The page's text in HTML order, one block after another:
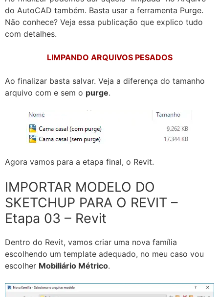
do AutoCAD também. Basta usar a ferramenta Purge.
Não conhece? Veja essa publicação que explico tudo
com detalhes.
LIMPANDO ARQUIVOS PESADOS
Ao finalizar basta salvar. Veja a diferença do tamanho
arquivo com e sem o purge.
Agora vamos para a etapa final, o Revit.
IMPORTAR MODELO DO
SKETCHUP PARA O REVIT –
Etapa 03 – Revit
Dentro do Revit, vamos criar uma nova família
escolhendo um template adequado, no meu caso vou
escolher Mobiliário Métrico.